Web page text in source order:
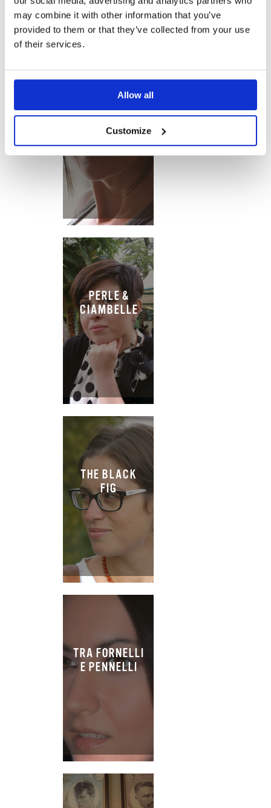
may combine it with other information that you’ve
provided to them or that they’ve collected from your use
of their services.
Allow all
Customize
ESSENZA IN
CUCINA
PERLE &
CIAMBELLE
THE BLACK
FIG
TRA FORNELLI
E PENNELLI